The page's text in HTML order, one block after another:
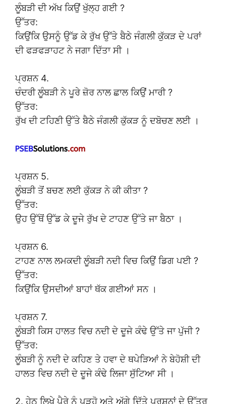
ਲੂੰਬੜੀ ਦੀ ਅੱਖ ਕਿਉਂ ਖੁੱਲ੍ਹ ਗਈ ?
ਉੱਤਰ:
ਕਿਉਂਕਿ ਉਸਨੂੰ ਉੱਡ ਕੇ ਰੁੱਖ ਉੱਤੇ ਬੈਠੇ ਜੰਗਲੀ ਕੁੱਕੜ ਦੇ ਪਰਾਂ
ਦੀ ਫੜਫੜਾਹਟ ਨੇ ਜਗਾ ਦਿੱਤਾ ਸੀ ।
ਪ੍ਰਸ਼ਨ 4.
ਚੰਦਰੀ ਲੂੰਬੜੀ ਨੇ ਪੂਰੇ ਜ਼ੋਰ ਨਾਲ ਛਾਲ ਕਿਉਂ ਮਾਰੀ ?
ਉੱਤਰ:
ਰੁੱਖ ਦੀ ਟਹਿਣੀ ਉੱਤੇ ਬੈਠੇ ਜੰਗਲੀ ਕੁੱਕੜ ਨੂੰ ਦਬੋਚਣ ਲਈ ।
ਪ੍ਰਸ਼ਨ 5.
ਲੂੰਬੜੀ ਤੋਂ ਬਚਣ ਲਈ ਕੁੱਕੜ ਨੇ ਕੀ ਕੀਤਾ ?
ਉੱਤਰ:
ਉਹ ਉੱਥੋਂ ਉੱਡ ਕੇ ਦੂਜੇ ਰੁੱਖ ਦੇ ਟਾਹਣ ਉੱਤੇ ਜਾ ਬੈਠਾ ।
ਪ੍ਰਸ਼ਨ 6.
ਟਾਹਣ ਨਾਲ ਲਮਕਦੀ ਲੂੰਬੜੀ ਨਦੀ ਵਿਚ ਕਿਉਂ ਡਿਗ ਪਈ ?
ਉੱਤਰ:
ਕਿਉਂਕਿ ਉਸਦੀਆਂ ਬਾਹਾਂ ਥੱਕ ਗਈਆਂ ਸਨ ।
ਪ੍ਰਸ਼ਨ 7.
ਲੂੰਬੜੀ ਕਿਸ ਹਾਲਤ ਵਿਚ ਨਦੀ ਦੇ ਦੂਜੇ ਕੰਢੇ ਉੱਤੇ ਜਾ ਪੁੱਜੀ ?
ਉੱਤਰ:
ਲੂੰਬੜੀ ਨੂੰ ਨਦੀ ਦੇ ਕਹਿਣ ਤੇ ਹਵਾ ਦੇ ਥਪੇੜਿਆਂ ਨੇ ਬੇਹੋਸ਼ੀ ਦੀ
ਹਾਲਤ ਵਿਚ ਨਦੀ ਦੇ ਦੂਜੇ ਕੰਢੇ ਲਿਜਾ ਸੁੱਟਿਆ ਸੀ ।
2. ਹੇਠ ਲਿਖੇ ਪੈਰੇ ਨੂੰ ਪੜ੍ਹੋ ਅਤੇ ਅੱਗੇ ਦਿੱਤੇ ਪ੍ਰਸ਼ਨਾਂ ਦੇ ਉੱਤਰ